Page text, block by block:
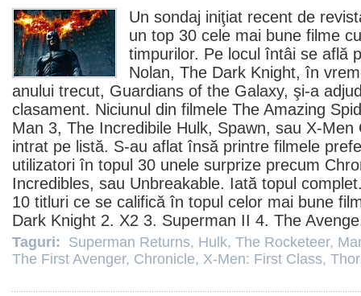
Un sondaj iniţiat recent de
un top 30 cele mai bune filme
timpurilor. Pe locul întâi se află
Nolan, The Dark Knight, în
anului trecut, Guardians of the Galaxy, şi-a
clasament. Niciunul din filmele The Amazing
Man 3, The Incredibile Hulk, Spawn, sau X-Men
intrat pe listă. S-au aflat însă printre filmele
utilizatori în topul 30 unele surprize precum
Incredibles, sau Unbreakable. Iată topul
10 titluri ce se califică în topul celor mai bune
Dark Knight 2. X2 3. Superman II 4. The Avenge
Taguri: Superman Returns, Hulk, The Rocketeer,
The First Avenger, Chronicle, X-Men: First Class, Thor